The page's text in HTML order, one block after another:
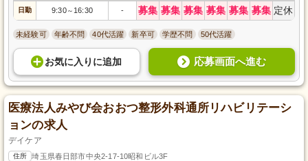
日勤 9:30～ 16:30 - 募集 募集 募集 募集 募集 募集 定休
未経験可 年齢不問 40代活躍 新卒可 学歴不問 50代活躍
お気に入り に追加 応募画面へ進む
医療法人みやび会おおつ整形外科通所リハビリテーシ
ョンの求人
デイケア
住所 埼玉県春日部市中央2-17-10昭和ビル3F